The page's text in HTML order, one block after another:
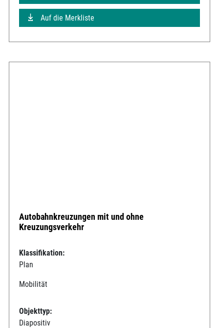
Auf die Merkliste
Autobahnkreuzungen mit und ohne
Kreuzungsverkehr
Klassifikation:
Plan
Mobilität
Objekttyp:
Diapositiv